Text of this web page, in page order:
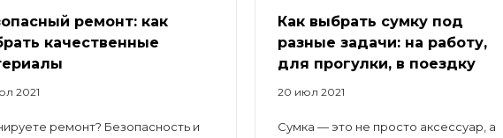
ремонт: как
качественные
2021
ремонт? Безопасность и
Как выбрать сумку под
разные задачи: на работу,
для прогулки, в поездку
20 июл 2021
Сумка — это не просто аксессуар, а